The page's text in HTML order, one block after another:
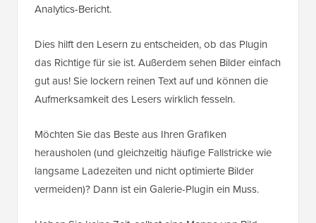
Analytics-Bericht.
Dies hilft den Lesern zu entscheiden, ob das Plugin
das Richtige für sie ist. Außerdem sehen Bilder einfach
gut aus! Sie lockern reinen Text auf und können die
Aufmerksamkeit des Lesers wirklich fesseln.
Möchten Sie das Beste aus Ihren Grafiken
herausholen (und gleichzeitig häufige Fallstricke wie
langsame Ladezeiten und nicht optimierte Bilder
vermeiden)? Dann ist ein Galerie-Plugin ein Muss.